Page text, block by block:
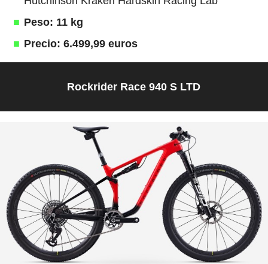
Peso: 11 kg
Precio: 6.499,99 euros
Rockrider Race 940 S LTD